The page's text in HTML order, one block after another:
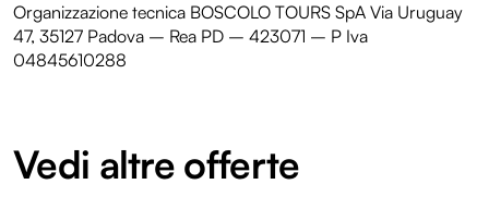
Organizzazione tecnica BOSCOLO TOURS SpA Via Uruguay
47, 35127 Padova – Rea PD – 423071 – P Iva
04845610288
Vedi altre offerte